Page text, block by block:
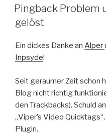
AM
Pingback Problem
gelöst
Ein dickes Danke an Alper
Inpsyde!
Seit geraumer Zeit schon
Blog nicht richtig
den Trackbacks). Schuld
„Viper’s Video
Plugin.